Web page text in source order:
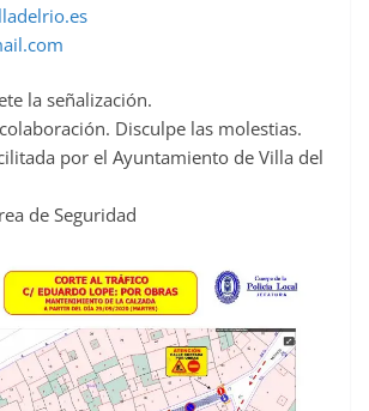
la señalización.
Disculpe las molestias.
por el Ayuntamiento de Villa del
de Seguridad